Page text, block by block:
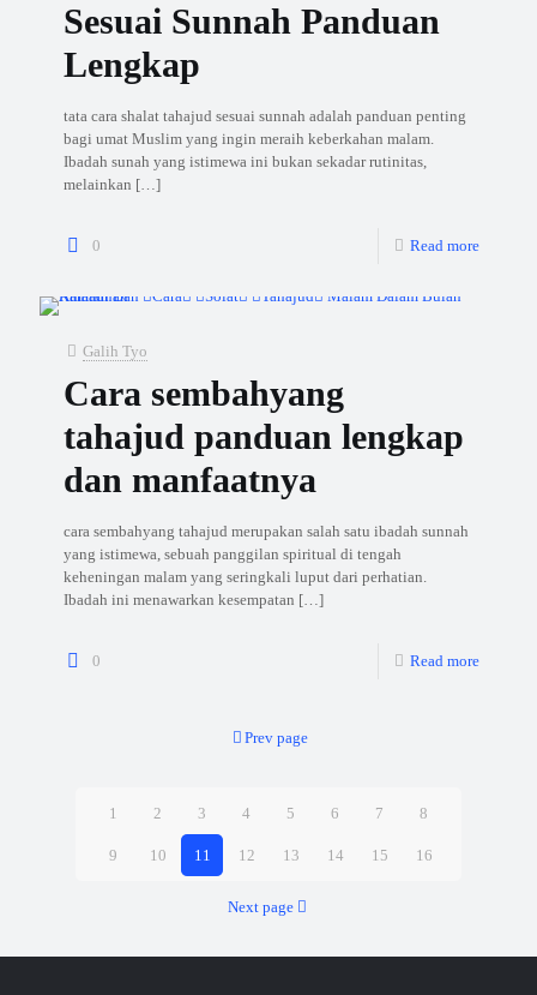
Sesuai Sunnah Panduan
Lengkap
tata cara shalat tahajud sesuai sunnah adalah panduan penting
bagi umat Muslim yang ingin meraih keberkahan malam.
Ibadah sunah yang istimewa ini bukan sekadar rutinitas,
melainkan […]
0 Read more
Galih Tyo
Cara sembahyang
tahajud panduan lengkap
dan manfaatnya
cara sembahyang tahajud merupakan salah satu ibadah sunnah
yang istimewa, sebuah panggilan spiritual di tengah
keheningan malam yang seringkali luput dari perhatian.
Ibadah ini menawarkan kesempatan […]
0 Read more
Prev page
1 2 3 4 5 6 7 8
9 10 11 12 13 14 15 16
Next page